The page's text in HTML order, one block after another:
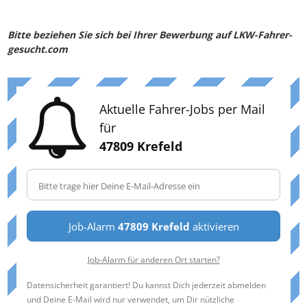
Bitte beziehen Sie sich bei Ihrer Bewerbung auf LKW-Fahrer-
gesucht.com
Aktuelle Fahrer-Jobs per Mail
für
47809 Krefeld
Job-Alarm 47809 Krefeld aktivieren
Job-Alarm für anderen Ort starten?
Datensicherheit garantiert! Du kannst Dich jederzeit abmelden
und Deine E-Mail wird nur verwendet, um Dir nützliche